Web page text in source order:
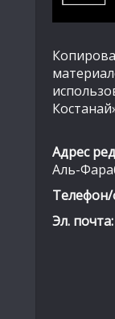
Адрес
Аль-
Телефон/
Эл. почта: